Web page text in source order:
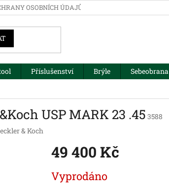
OSOBNÍCH ÚDAJŮ
Příslušenství Brýle Sebeobrana
USP MARK 23 .45 3588
& Koch
49 400 Kč
cena:
Vyprodáno